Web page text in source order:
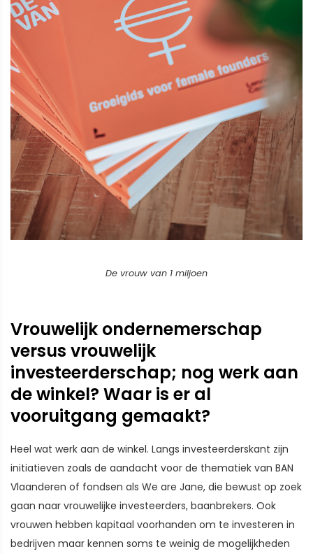
De vrouw van 1 miljoen
Vrouwelijk ondernemerschap
versus vrouwelijk
investeerderschap; nog werk aan
de winkel? Waar is er al
vooruitgang gemaakt?
Heel wat werk aan de winkel. Langs investeerderskant zijn
initiatieven zoals de aandacht voor de thematiek van BAN
Vlaanderen of fondsen als We are Jane, die bewust op zoek
gaan naar vrouwelijke investeerders, baanbrekers. Ook
vrouwen hebben kapitaal voorhanden om te investeren in
bedrijven maar kennen soms te weinig de mogelijkheden